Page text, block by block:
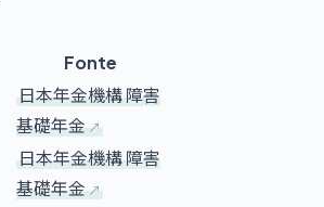
Fonte
日本年金機構 障害
基礎年金
日本年金機構 障害
基礎年金